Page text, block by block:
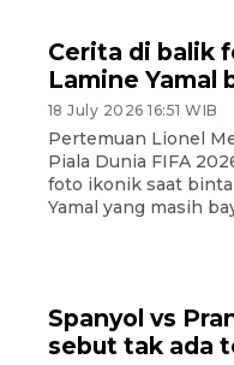
Cerita di balik
Lamine Yamal
18 July 2026 16:51 WIB
Pertemuan Lionel
Piala Dunia FIFA
foto ikonik saat
Yamal yang masih
Spanyol vs
sebut tak ada